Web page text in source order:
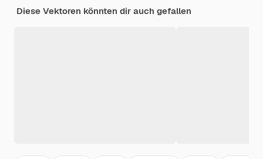
Diese Vektoren könnten dir auch gefallen